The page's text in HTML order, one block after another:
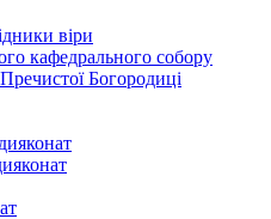
віри
кафедрального собору
Богородиці